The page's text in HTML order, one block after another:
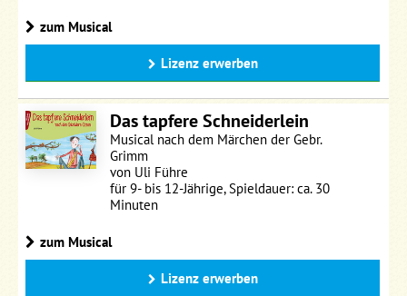
zum Musical
Lizenz erwerben
Das tapfere Schneiderlein
Musical nach dem Märchen der Gebr.
Grimm
von Uli Führe
für 9- bis 12-Jährige, Spieldauer: ca. 30
Minuten
zum Musical
Lizenz erwerben